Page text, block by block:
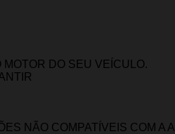
DO SEU VEÍCULO.
NÃO COMPATÍVEIS COM A